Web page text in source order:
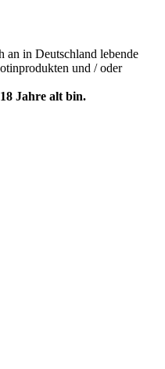
an in Deutschland lebende
und / oder
Jahre alt bin.